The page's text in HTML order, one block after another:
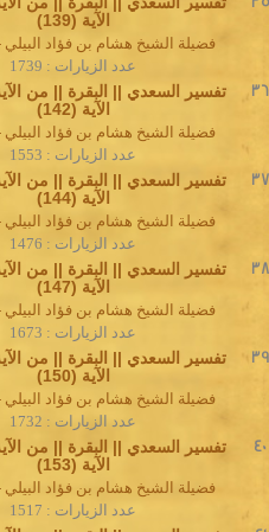
الآية (139)
فضيلة الشيخ هشام بن فؤاد
عدد الزيارات : 1739
الآية (142)
36
فضيلة الشيخ هشام بن فؤاد
عدد الزيارات : 1553
الآية (144)
37
فضيلة الشيخ هشام بن فؤاد
عدد الزيارات : 1476
الآية (147)
38
فضيلة الشيخ هشام بن فؤاد
عدد الزيارات : 1673
الآية (150)
39
فضيلة الشيخ هشام بن فؤاد
عدد الزيارات : 1732
الآية (153)
40
فضيلة الشيخ هشام بن فؤاد
عدد الزيارات : 1517